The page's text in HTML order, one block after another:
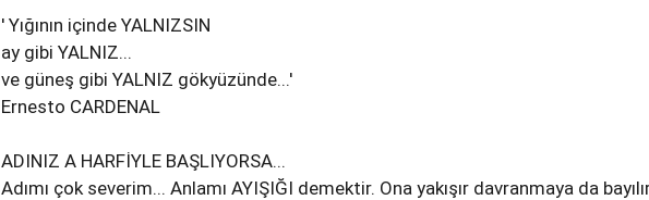
' Yığının içinde YALNIZSIN
ay gibi YALNIZ...
ve güneş gibi YALNIZ gökyüzünde...'
Ernesto CARDENAL
ADINIZ A HARFİYLE BAŞLIYORSA...
Adımı çok severim... Anlamı AYIŞIĞI demektir. Ona yakışır davranmaya da